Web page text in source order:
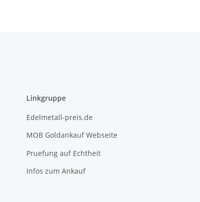
Linkgruppe
Edelmetall-preis.de
MOB Goldankauf Webseite
Pruefung auf Echtheit
Infos zum Ankauf